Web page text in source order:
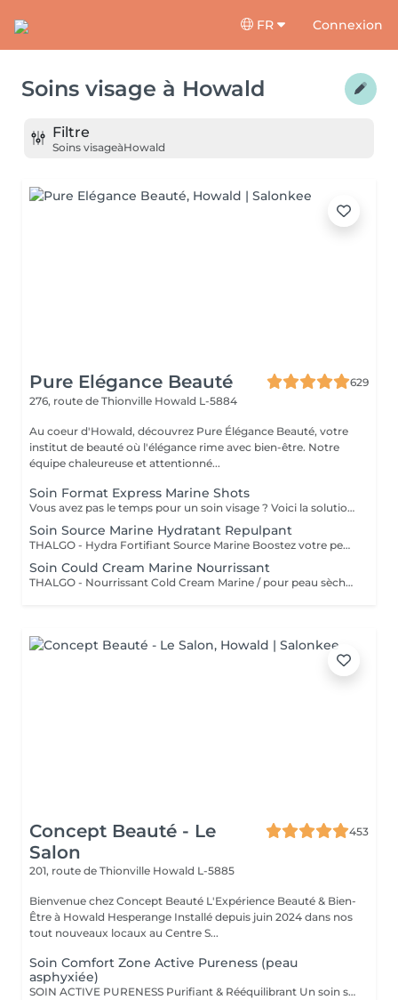
FR Connexion
Soins visage à Howald
Filtre
Soins visageàHowald
Pure Elégance Beauté
629
276, route de Thionville Howald L-5884
Au coeur d'Howald, découvrez Pure Élégance Beauté, votre
institut de beauté où l'élégance rime avec bien-être. Notre
équipe chaleureuse et attentionné...
Soin Format Express Marine Shots
Vous avez pas le temps pour un soin visage ? Voici la solution un soin express de 30 minutes.
Soin Source Marine Hydratant Repulpant
THALGO - Hydra Fortifiant Source Marine Boostez votre peau avec la technologie du masque LED : un soin haute performance qui stimule , traite et illumine votre teint dès la première séance
Soin Could Cream Marine Nourrissant
THALGO - Nourrissant Cold Cream Marine / pour peau sèche Boostez votre peau avec la technologie du masque LED : un soin haute performance qui stimule , traite et illumine votre teint dès la première séance
Concept Beauté - Le
Salon
453
201, route de Thionville Howald L-5885
Bienvenue chez Concept Beauté L'Expérience Beauté & Bien-
Être à Howald Hesperange Installé depuis juin 2024 dans nos
tout nouveaux locaux au Centre S...
Soin Comfort Zone Active Pureness (peau
asphyxiée)
SOIN ACTIVE PURENESS Purifiant & Rééquilibrant Un soin spécifique profond qui désincruste et libère la peau de toutes ses impuretés. Grâce à l'action combinée des exfoliants et des extraits naturels purifiants, il aide à désobstruer les pores, réduire l'excès de sébum et retrouver un teint plus net et équilibré. Idéal pour retrouver une peau fraîche et matifiée, tout en douceur. SOINS DU VISAGE COMFORT ZONE Nos soins du visage utilisent les produits de la marque Comfort Zone, une référence en cosmétique professionnelle alliant science, nature et innovation. Formulés avec des ingrédients d'origine naturelle, sans silicones, parabènes ni huiles minérales, ces soins sont conçus pour respecter l'équilibre de la peau tout en offrant des résultats visibles et durables. Chaque soin est un véritable rituel de bien-être et d'efficacité, adapté aux besoins spécifiques de votre peau.